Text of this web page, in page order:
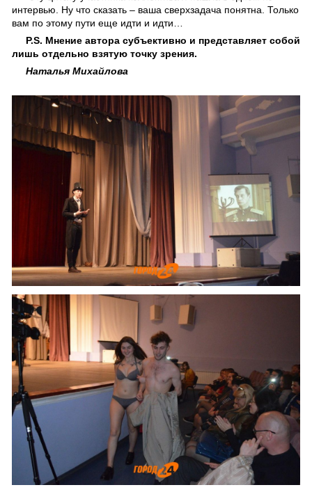
интервью. Ну что сказать – ваша сверхзадача понятна. Только
вам по этому пути еще идти и идти…
P.S. Мнение автора субъективно и представляет собой
лишь отдельно взятую точку зрения.
Наталья Михайлова